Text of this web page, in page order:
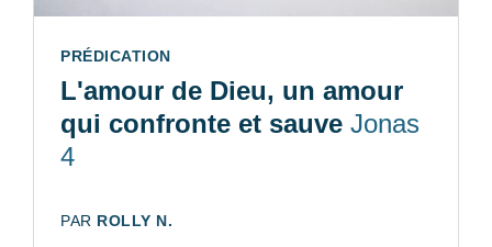
TYPE:
PRÉDICATION
L'amour de Dieu, un amour
qui confronte et sauve Jonas
4
AUTEUR:
PAR ROLLY N.